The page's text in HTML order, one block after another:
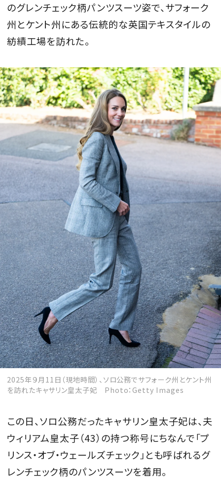
ログイン・新規会員登録
FOLLOW US
MAGAZINE
SPUR 2026 JULY
2026年9月号
2026-07-23発売
最新号を試し読み
のグレンチェック柄パンツスーツ姿で、サフォーク
州とケント州にある伝統的な英国テキスタイルの
紡績工場を訪れた。
2025年９月11日（現地時間）、ソロ公務でサフォーク州とケント州
を訪れたキャサリン皇太子妃 Photo：Getty Images
この日、ソロ公務だったキャサリン皇太子妃は、夫
ウィリアム皇太子（43）の持つ称号にちなんで「プ
リンス・オブ・ウェールズチェック」とも呼ばれるグ
レンチェック柄のパンツスーツを着用。